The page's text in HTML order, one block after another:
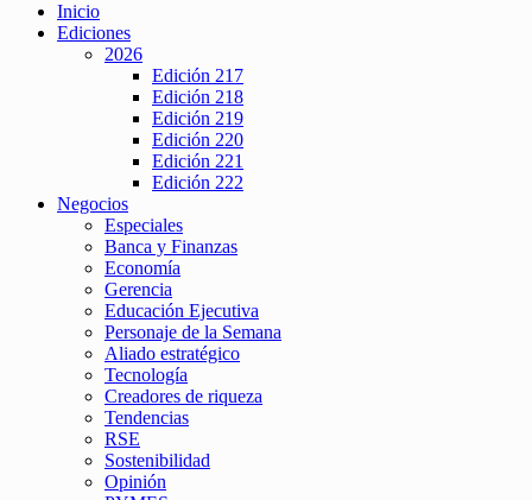
Inicio
Ediciones
2026
Edición 217
Edición 218
Edición 219
Edición 220
Edición 221
Edición 222
Negocios
Especiales
Banca y Finanzas
Economía
Gerencia
Educación Ejecutiva
Personaje de la Semana
Aliado estratégico
Tecnología
Creadores de riqueza
Tendencias
RSE
Sostenibilidad
Opinión